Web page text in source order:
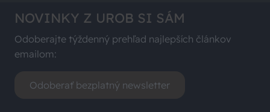
NOVINKY Z UROB SI SÁM
Odoberajte týždenný prehľad najlepších článkov
emailom:
Odoberať bezplatný newsletter